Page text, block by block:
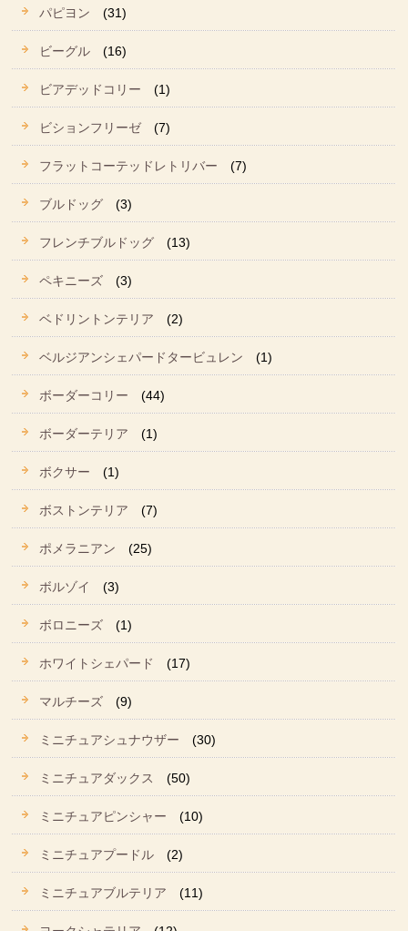
パピヨン (31)
ビーグル (16)
ビアデッドコリー (1)
ビションフリーゼ (7)
フラットコーテッドレトリバー (7)
ブルドッグ (3)
フレンチブルドッグ (13)
ペキニーズ (3)
ベドリントンテリア (2)
ベルジアンシェパードタービュレン (1)
ボーダーコリー (44)
ボーダーテリア (1)
ボクサー (1)
ボストンテリア (7)
ポメラニアン (25)
ボルゾイ (3)
ボロニーズ (1)
ホワイトシェパード (17)
マルチーズ (9)
ミニチュアシュナウザー (30)
ミニチュアダックス (50)
ミニチュアピンシャー (10)
ミニチュアプードル (2)
ミニチュアブルテリア (11)